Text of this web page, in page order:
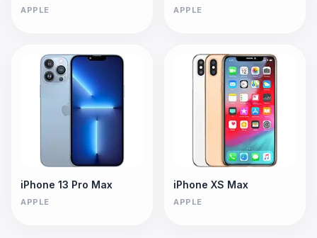
APPLE APPLE
iPhone 13 Pro Max
APPLE
iPhone XS Max
APPLE